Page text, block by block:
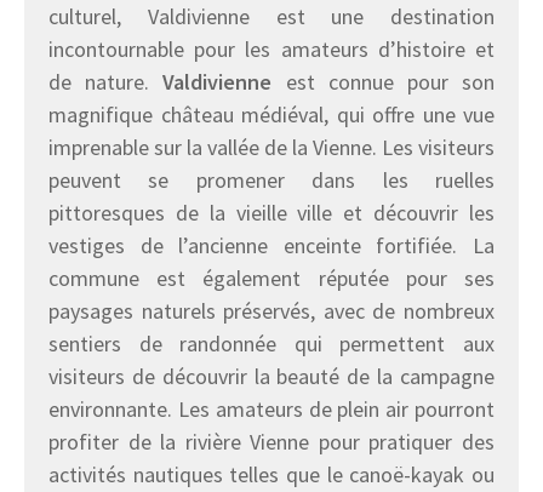
culturel, Valdivienne est une destination
incontournable pour les amateurs d’histoire et
de nature.Valdivienne est connue pour son
magnifique château médiéval, qui offre une vue
imprenable sur la vallée de la Vienne. Les visiteurs
peuvent se promener dans les ruelles
pittoresques de la vieille ville et découvrir les
vestiges de l’ancienne enceinte fortifiée. La
commune est également réputée pour ses
paysages naturels préservés, avec de nombreux
sentiers de randonnée qui permettent aux
visiteurs de découvrir la beauté de la campagne
environnante. Les amateurs de plein air pourront
profiter de la rivière Vienne pour pratiquer des
activités nautiques telles que le canoë-kayak ou